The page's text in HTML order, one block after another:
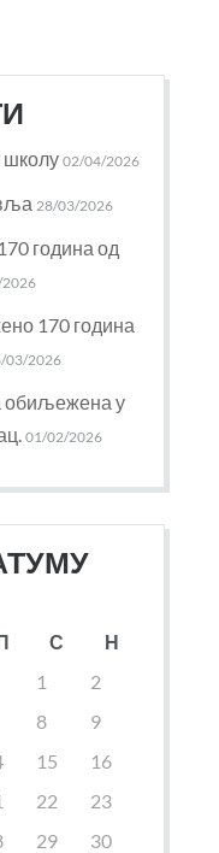
школу 02/04/2026
28/03/2026
година од
170 година
03/2026
обиљежена у
01/02/2026
С
Н
1
2
8
9
15
16
22
23
29
30